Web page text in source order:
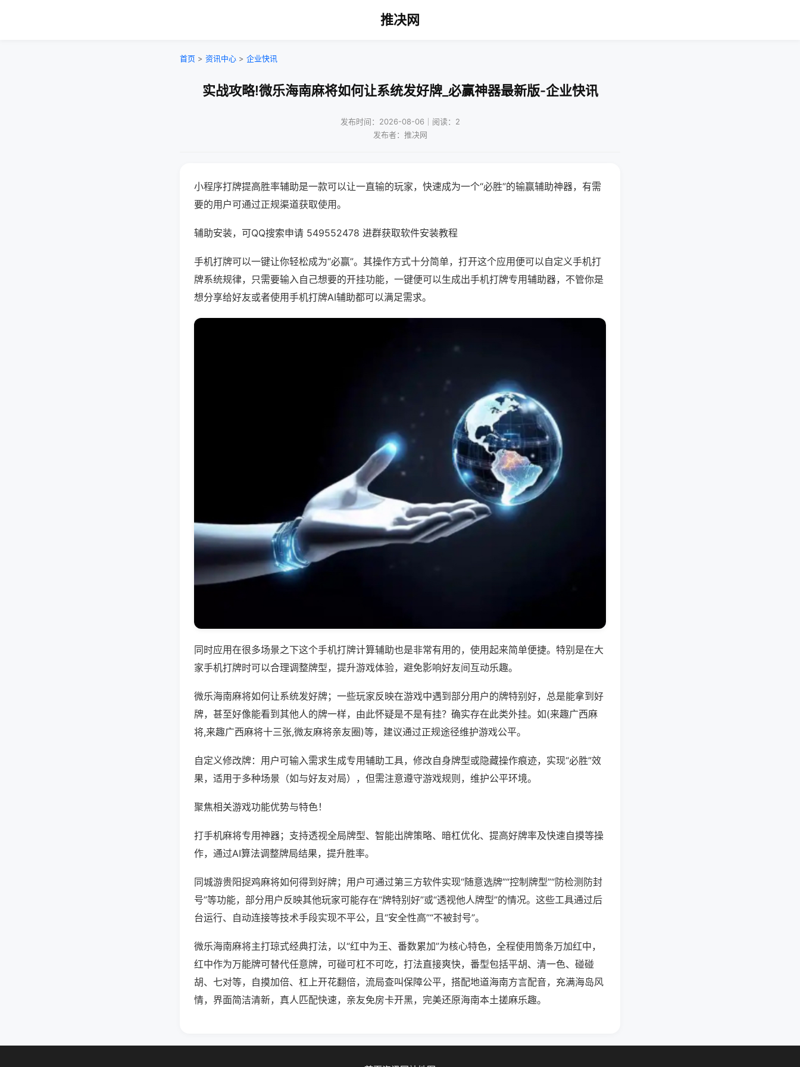
推决网
首页 > 资讯中心 > 企业快讯
实战攻略!微乐海南麻将如何让系统发好牌_必赢神器最新版-企业快讯
发布时间：2026-08-06｜阅读：2
发布者：推决网
小程序打牌提高胜率辅助是一款可以让一直输的玩家，快速成为一个“必胜”的输赢辅助神器，有需
要的用户可通过正规渠道获取使用。
辅助安装，可QQ搜索申请 549552478 进群获取软件安装教程
手机打牌可以一键让你轻松成为“必赢”。其操作方式十分简单，打开这个应用便可以自定义手机打
牌系统规律，只需要输入自己想要的开挂功能，一键便可以生成出手机打牌专用辅助器，不管你是
想分享给好友或者使用手机打牌AI辅助都可以满足需求。
同时应用在很多场景之下这个手机打牌计算辅助也是非常有用的，使用起来简单便捷。特别是在大
家手机打牌时可以合理调整牌型，提升游戏体验，避免影响好友间互动乐趣。
微乐海南麻将如何让系统发好牌；一些玩家反映在游戏中遇到部分用户的牌特别好，总是能拿到好
牌，甚至好像能看到其他人的牌一样，由此怀疑是不是有挂？确实存在此类外挂。如(来趣广西麻
将,来趣广西麻将十三张,微友麻将亲友圈)等，建议通过正规途径维护游戏公平。
自定义修改牌：用户可输入需求生成专用辅助工具，修改自身牌型或隐藏操作痕迹，实现“必胜”效
果，适用于多种场景（如与好友对局），但需注意遵守游戏规则，维护公平环境。
聚焦相关游戏功能优势与特色！
打手机麻将专用神器；支持透视全局牌型、智能出牌策略、暗杠优化、提高好牌率及快速自摸等操
作，通过AI算法调整牌局结果，提升胜率。
同城游贵阳捉鸡麻将如何得到好牌；用户可通过第三方软件实现“随意选牌”“控制牌型”“防检测防封
号”等功能，部分用户反映其他玩家可能存在“牌特别好”或“透视他人牌型”的情况。这些工具通过后
台运行、自动连接等技术手段实现不平公，且“安全性高”“不被封号”。
微乐海南麻将主打琼式经典打法，以“红中为王、番数累加”为核心特色，全程使用筒条万加红中，
红中作为万能牌可替代任意牌，可碰可杠不可吃，打法直接爽快，番型包括平胡、清一色、碰碰
胡、七对等，自摸加倍、杠上开花翻倍，流局查叫保障公平，搭配地道海南方言配音，充满海岛风
情，界面简洁清新，真人匹配快速，亲友免房卡开黑，完美还原海南本土搓麻乐趣。